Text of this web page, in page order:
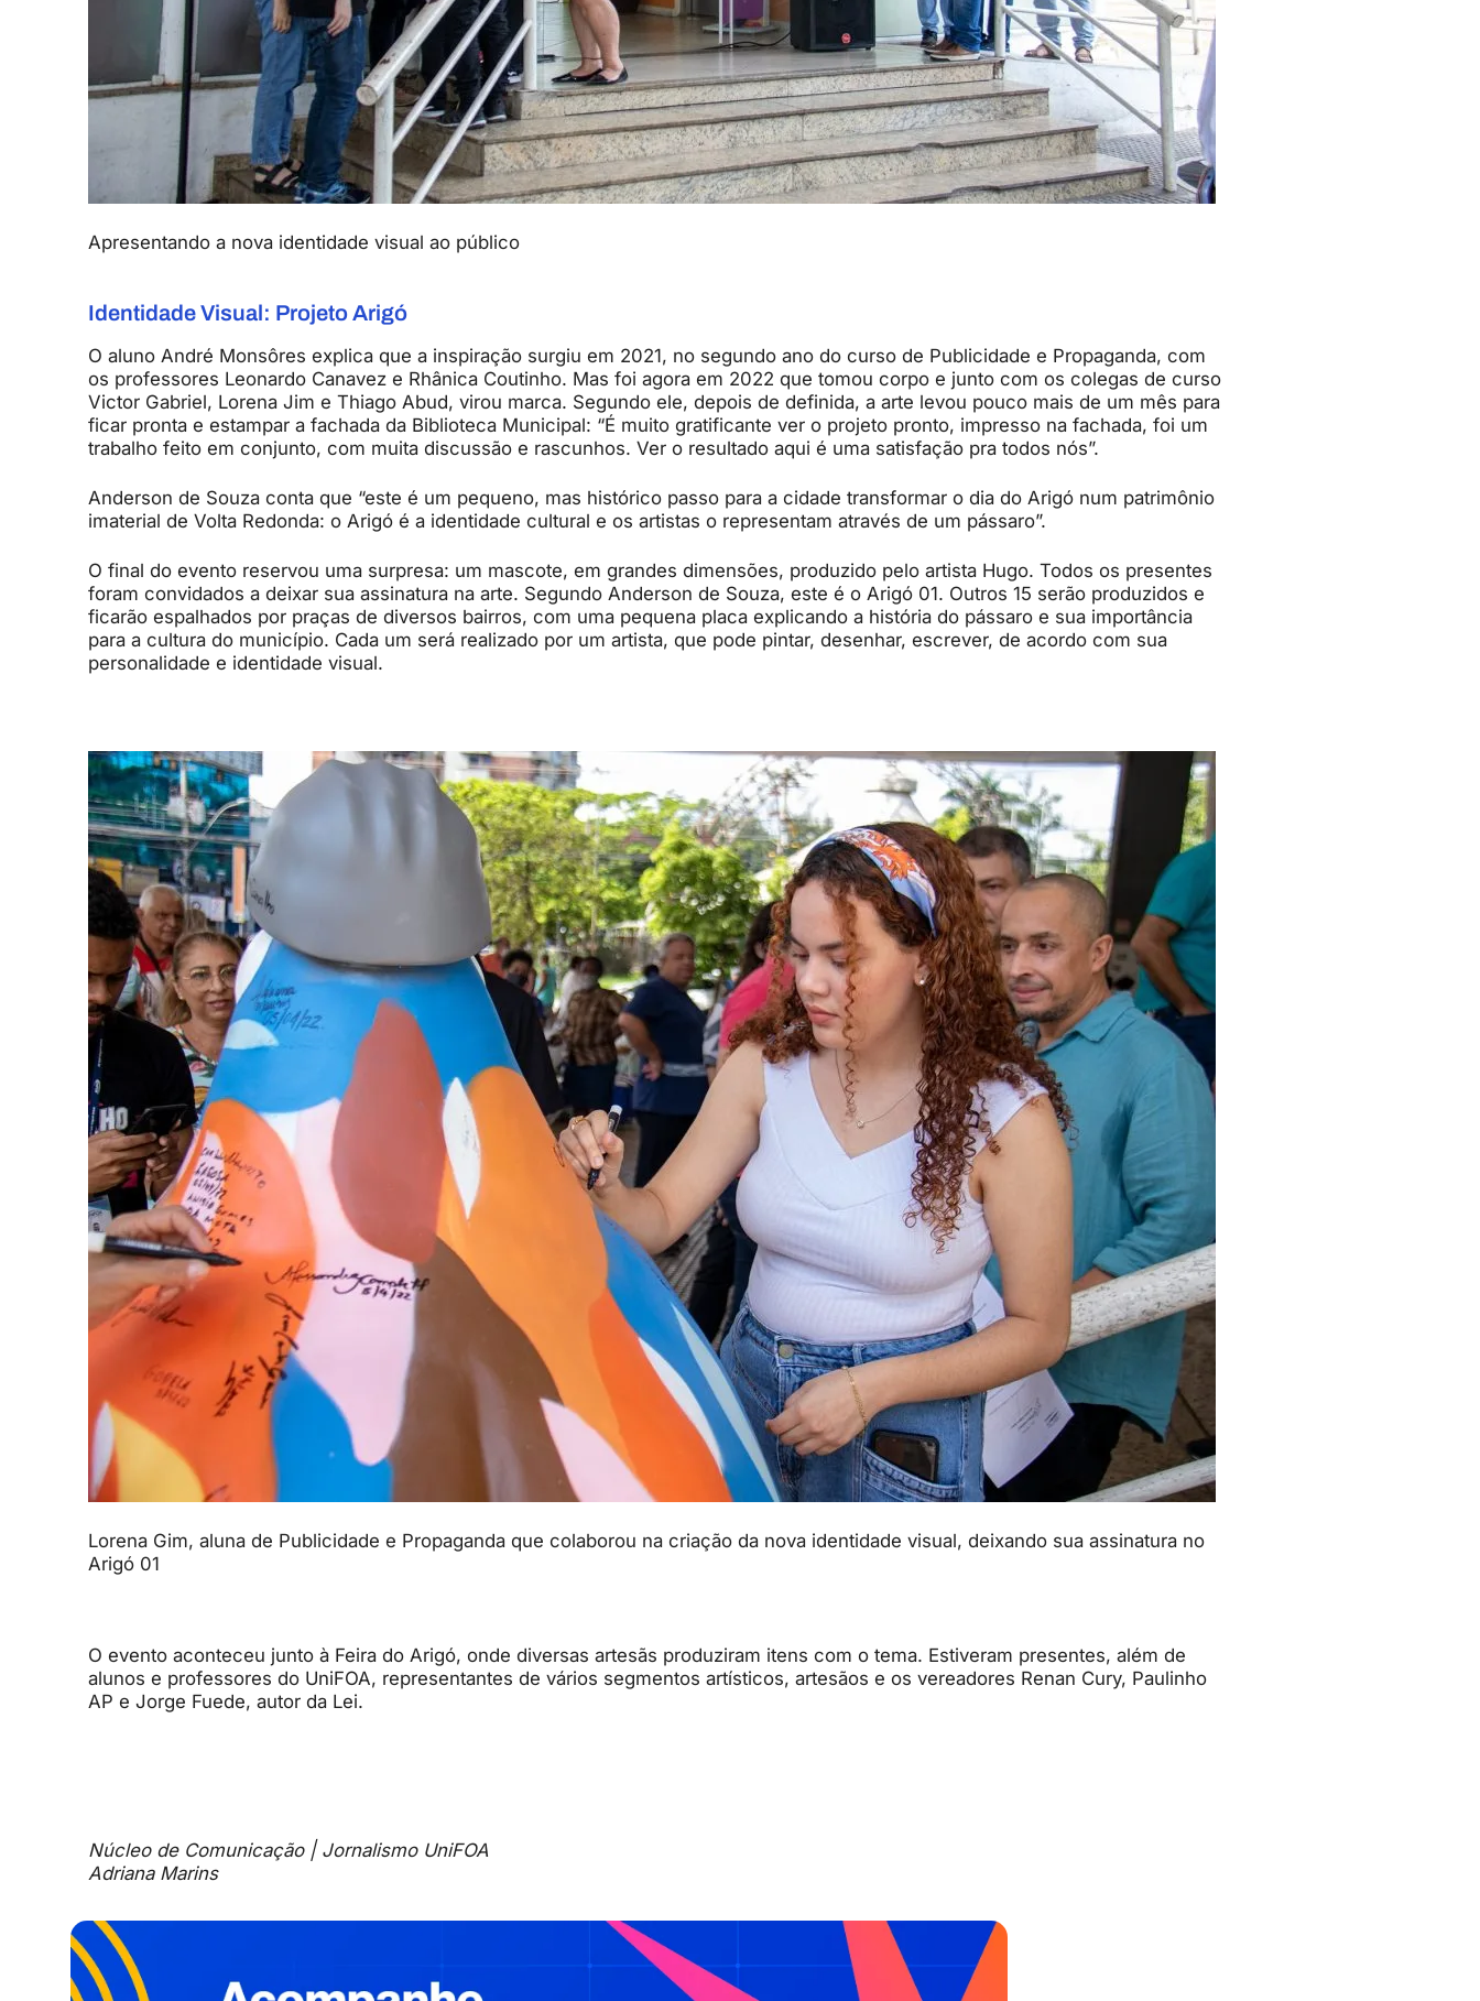
Apresentando a nova identidade visual ao público
Identidade Visual: Projeto Arigó
O aluno André Monsôres explica que a inspiração surgiu em 2021, no segundo ano do curso de Publicidade e Propaganda, com
os professores Leonardo Canavez e Rhânica Coutinho. Mas foi agora em 2022 que tomou corpo e junto com os colegas de curso
Victor Gabriel, Lorena Jim e Thiago Abud, virou marca. Segundo ele, depois de definida, a arte levou pouco mais de um mês para
ficar pronta e estampar a fachada da Biblioteca Municipal: “É muito gratificante ver o projeto pronto, impresso na fachada, foi um
trabalho feito em conjunto, com muita discussão e rascunhos. Ver o resultado aqui é uma satisfação pra todos nós”.
Anderson de Souza conta que “este é um pequeno, mas histórico passo para a cidade transformar o dia do Arigó num patrimônio
imaterial de Volta Redonda: o Arigó é a identidade cultural e os artistas o representam através de um pássaro”.
O final do evento reservou uma surpresa: um mascote, em grandes dimensões, produzido pelo artista Hugo. Todos os presentes
foram convidados a deixar sua assinatura na arte. Segundo Anderson de Souza, este é o Arigó 01. Outros 15 serão produzidos e
ficarão espalhados por praças de diversos bairros, com uma pequena placa explicando a história do pássaro e sua importância
para a cultura do município. Cada um será realizado por um artista, que pode pintar, desenhar, escrever, de acordo com sua
personalidade e identidade visual.
Lorena Gim, aluna de Publicidade e Propaganda que colaborou na criação da nova identidade visual, deixando sua assinatura no
Arigó 01
O evento aconteceu junto à Feira do Arigó, onde diversas artesãs produziram itens com o tema. Estiveram presentes, além de
alunos e professores do UniFOA, representantes de vários segmentos artísticos, artesãos e os vereadores Renan Cury, Paulinho
AP e Jorge Fuede, autor da Lei.
Núcleo de Comunicação | Jornalismo UniFOA
Adriana Marins